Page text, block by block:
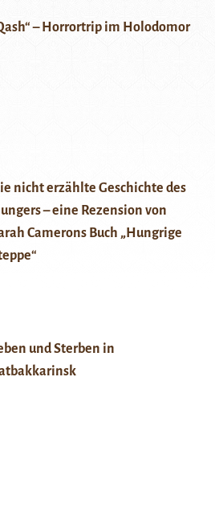
– Horrortrip im Holodomor
nicht erzählte Geschichte des
– eine Rezension von
Camerons Buch „Hungrige
und Sterben in